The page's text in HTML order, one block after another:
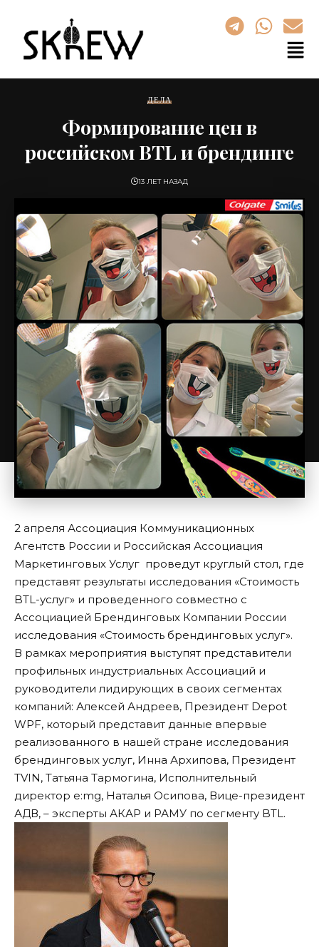
ДЕЛА
Формирование цен в
российском BTL и брендинге
13 ЛЕТ НАЗАД
2 апреля Ассоциация Коммуникационных
Агентств России и Российская Ассоциация
Маркетинговых Услуг проведут круглый стол, где
представят результаты исследования «Стоимость
BTL-услуг» и проведенного совместно с
Ассоциацией Брендинговых Компании России
исследования «Стоимость брендинговых услуг».
В рамках мероприятия выступят представители
профильных индустриальных Ассоциаций и
руководители лидирующих в своих сегментах
компаний: Алексей Андреев, Президент Depot
WPF, который представит данные впервые
реализованного в нашей стране исследования
брендинговых услуг, Инна Архипова, Президент
TVIN, Татьяна Тармогина, Исполнительный
директор e:mg, Наталья Осипова, Вице-президент
АДВ, – эксперты АКАР и РАМУ по сегменту BTL.